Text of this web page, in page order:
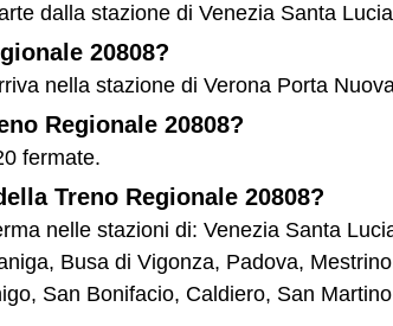
dalla stazione di Venezia Santa
20808?
nella stazione di Verona Porta
Regionale 20808?
fermate.
Treno Regionale 20808?
nelle stazioni di: Venezia Santa
Busa di Vigonza, Padova,
San Bonifacio, Caldiero, San